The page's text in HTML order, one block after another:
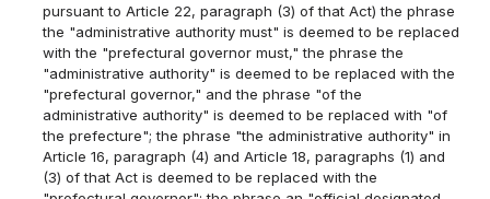
pursuant to Article 22, paragraph (3) of that Act) the phrase
the "administrative authority must" is deemed to be replaced
with the "prefectural governor must," the phrase the
"administrative authority" is deemed to be replaced with the
"prefectural governor," and the phrase "of the
administrative authority" is deemed to be replaced with "of
the prefecture"; the phrase "the administrative authority" in
Article 16, paragraph (4) and Article 18, paragraphs (1) and
(3) of that Act is deemed to be replaced with the